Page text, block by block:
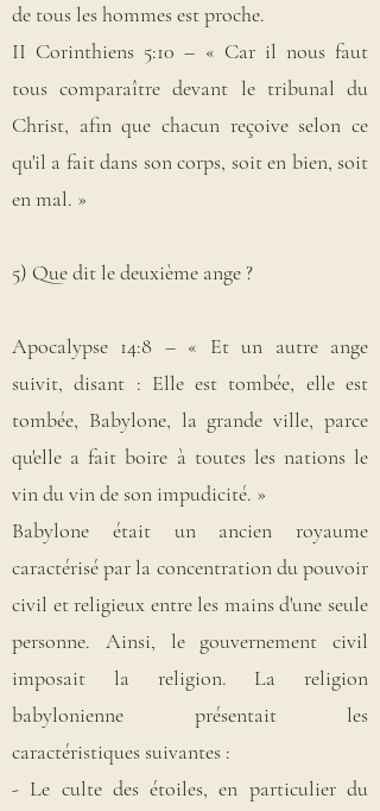
de tous les hommes est proche.
II Corinthiens 5:10 – « Car il nous faut
tous comparaître devant le tribunal du
Christ, afin que chacun reçoive selon ce
qu'il a fait dans son corps, soit en bien, soit
en mal. »
5) Que dit le deuxième ange ?
Apocalypse 14:8 – « Et un autre ange
suivit, disant : Elle est tombée, elle est
tombée, Babylone, la grande ville, parce
qu'elle a fait boire à toutes les nations le
vin du vin de son impudicité. »
Babylone était un ancien royaume
caractérisé par la concentration du pouvoir
civil et religieux entre les mains d'une seule
personne. Ainsi, le gouvernement civil
imposait la religion. La religion
babylonienne présentait les
caractéristiques suivantes :
- Le culte des étoiles, en particulier du